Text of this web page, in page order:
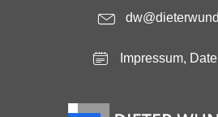
Impressum,